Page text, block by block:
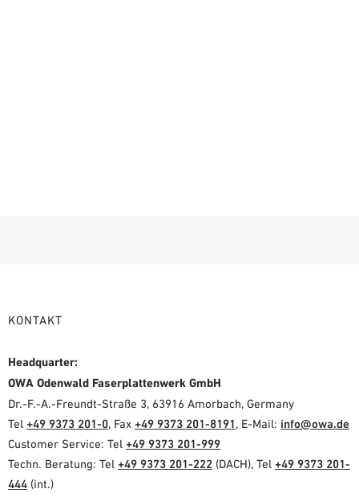
KONTAKT
Headquarter:
OWA Odenwald Faserplattenwerk GmbH
Dr.-F.-A.-Freundt-Straße 3, 63916 Amorbach, Germany
Tel +49 9373 201-0, Fax +49 9373 201-8191, E-Mail: info@owa.de
Customer Service: Tel +49 9373 201-999
Techn. Beratung: Tel +49 9373 201-222 (DACH), Tel +49 9373 201-
444 (int.)